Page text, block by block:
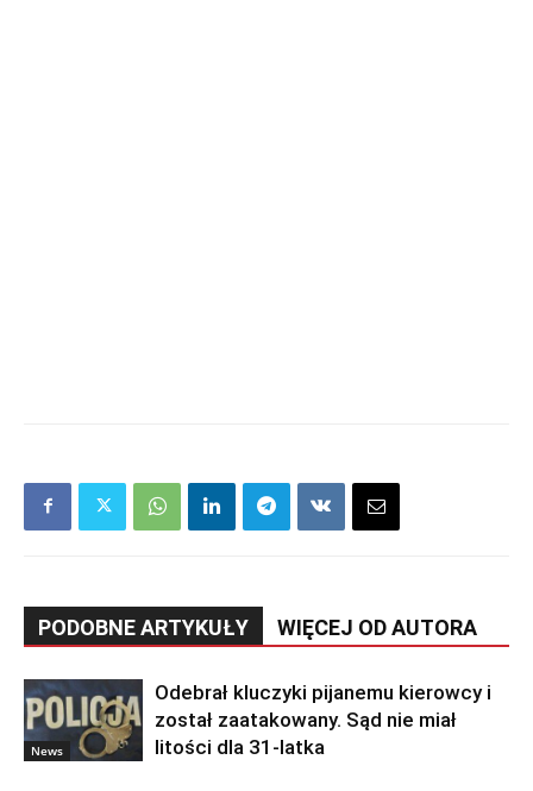
PODOBNE ARTYKUŁY WIĘCEJ OD AUTORA
News
Odebrał kluczyki pijanemu kierowcy i
został zaatakowany. Sąd nie miał
litości dla 31-latka